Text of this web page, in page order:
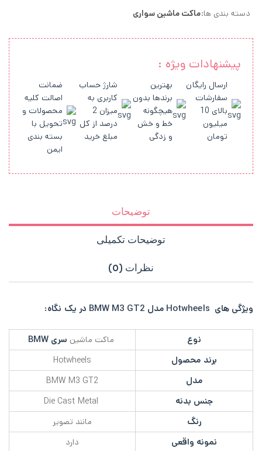
دسته بندی ها:ماکت ماشین سواری
پیشنهادات ویژه :
ارسال رایگان
سفارشات
بالای 10
میلیون
تومان
بهترین
برندها بدون
هیچگونه
خط و خش
و زدگی
شارژ حساب
کاربری به
میزان 2
درصد از کل
مبلغ خرید
ضمانت
اصالت کلیه
محصولات و
تحویل با
بسته بندی
ایمن
توضیحات
توضیحات تکمیلی
نظرات (0)
ویژگی های Hotwheels مدل BMW M3 GT2 در یک نگاه:
نوع ماکت ماشین سری BMW
برند محصول
Hotwheels
مدل BMW M3 GT2
جنس بدنه
رنگ مانند تصویر
نمونه واقعی دارد